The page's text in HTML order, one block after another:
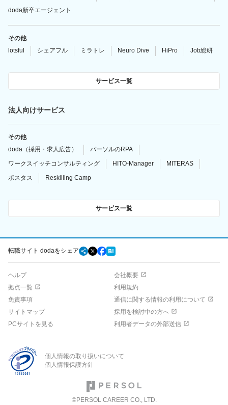
doda新卒エージェント
その他
lotsful
シェアフル ミラトレ Neuro Dive HiPro Job総研
サービス一覧
法人向けサービス
その他
doda（採用・求人広告）
パーソルのRPA
ワークスイッチコンサルティング
HITO-Manager
MITERAS
ポスタス
Reskilling Camp
サービス一覧
転職サイト dodaをシェア
ヘルプ
会社概要
拠点一覧
利用規約
免責事項
通信に関する情報の利用について
サイトマップ
採用を検討中の方へ
PCサイトを見る
利用者データの外部送信
個人情報の取り扱いについて
個人情報保護方針
©PERSOL CAREER CO., LTD.